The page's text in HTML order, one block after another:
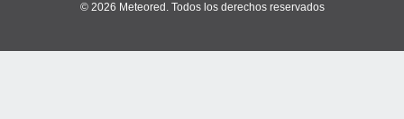
© 2026 Meteored. Todos los derechos reservados